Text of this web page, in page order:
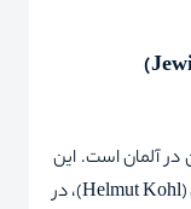
)
آلمان است. این
(
Helmut Kohl)، در